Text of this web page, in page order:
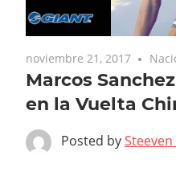
noviembre 21, 2017
Marcos
en la Vuelta
Posted by